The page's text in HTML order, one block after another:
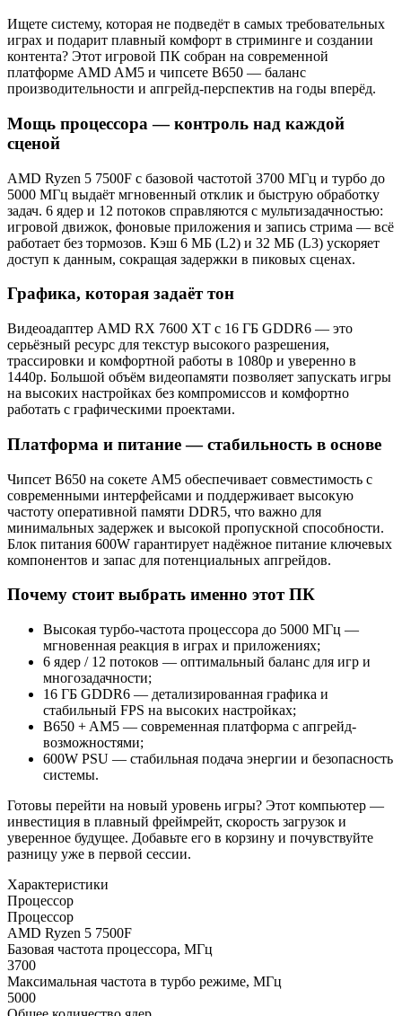
Ищете систему, которая не подведёт в самых требовательных
играх и подарит плавный комфорт в стриминге и создании
контента? Этот игровой ПК собран на современной
платформе AMD AM5 и чипсете B650 — баланс
производительности и апгрейд-перспектив на годы вперёд.
Мощь процессора — контроль над каждой
сценой
AMD Ryzen 5 7500F с базовой частотой 3700 МГц и турбо до
5000 МГц выдаёт мгновенный отклик и быструю обработку
задач. 6 ядер и 12 потоков справляются с мультизадачностью:
игровой движок, фоновые приложения и запись стрима — всё
работает без тормозов. Кэш 6 МБ (L2) и 32 МБ (L3) ускоряет
доступ к данным, сокращая задержки в пиковых сценах.
Графика, которая задаёт тон
Видеоадаптер AMD RX 7600 XT с 16 ГБ GDDR6 — это
серьёзный ресурс для текстур высокого разрешения,
трассировки и комфортной работы в 1080p и уверенно в
1440p. Большой объём видеопамяти позволяет запускать игры
на высоких настройках без компромиссов и комфортно
работать с графическими проектами.
Платформа и питание — стабильность в основе
Чипсет B650 на сокете AM5 обеспечивает совместимость с
современными интерфейсами и поддерживает высокую
частоту оперативной памяти DDR5, что важно для
минимальных задержек и высокой пропускной способности.
Блок питания 600W гарантирует надёжное питание ключевых
компонентов и запас для потенциальных апгрейдов.
Почему стоит выбрать именно этот ПК
Высокая турбо-частота процессора до 5000 МГц —
мгновенная реакция в играх и приложениях;
6 ядер / 12 потоков — оптимальный баланс для игр и
многозадачности;
16 ГБ GDDR6 — детализированная графика и
стабильный FPS на высоких настройках;
B650 + AM5 — современная платформа с апгрейд-
возможностями;
600W PSU — стабильная подача энергии и безопасность
системы.
Готовы перейти на новый уровень игры? Этот компьютер —
инвестиция в плавный фреймрейт, скорость загрузок и
уверенное будущее. Добавьте его в корзину и почувствуйте
разницу уже в первой сессии.
Характеристики
Процессор
Процессор
AMD Ryzen 5 7500F
Базовая частота процессора, МГц
3700
Максимальная частота в турбо режиме, МГц
5000